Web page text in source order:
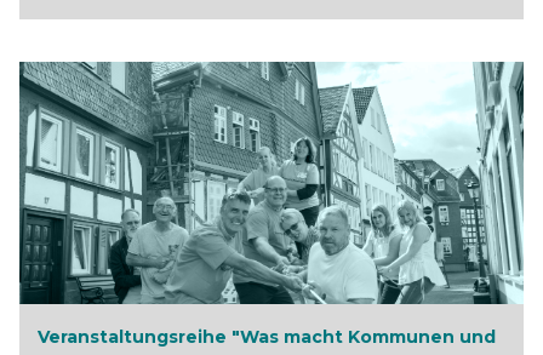
Veranstaltungsreihe "Was macht Kommunen und